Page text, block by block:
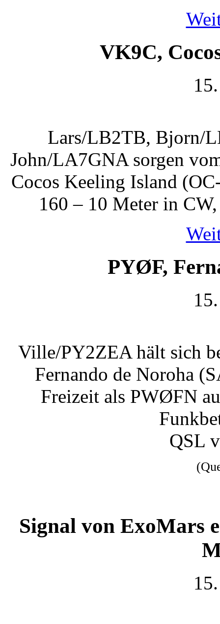
VK9C,
Lars/LB2TB, Bjorn/
John/LA7GNA sorgen
Cocos Keeling Island
160 – 10 Meter in
PYØF,
Ville/PY2ZEA hält sich
Fernando de Noroha
Freizeit als PWØFN
QSL
Signal von ExoMars